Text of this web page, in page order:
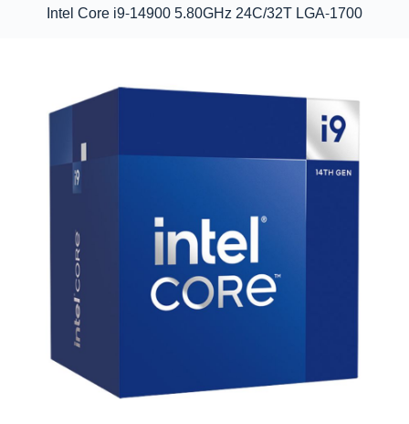
Intel Core i9-14900 5.80GHz 24C/32T LGA-1700